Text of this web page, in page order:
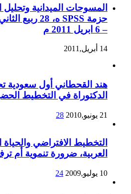
المسوحات الميدانية وتحليل
– 6 ابريل 2011 م
14 أبريل,2011
هند القحطاني أول سعودية
الدكتوراة في التخطيط
21 يونيو,2010 28
التخطيط الافتراضي والحياة
العربية، ضرورة تنموية أم
10 يوليو,2009 24